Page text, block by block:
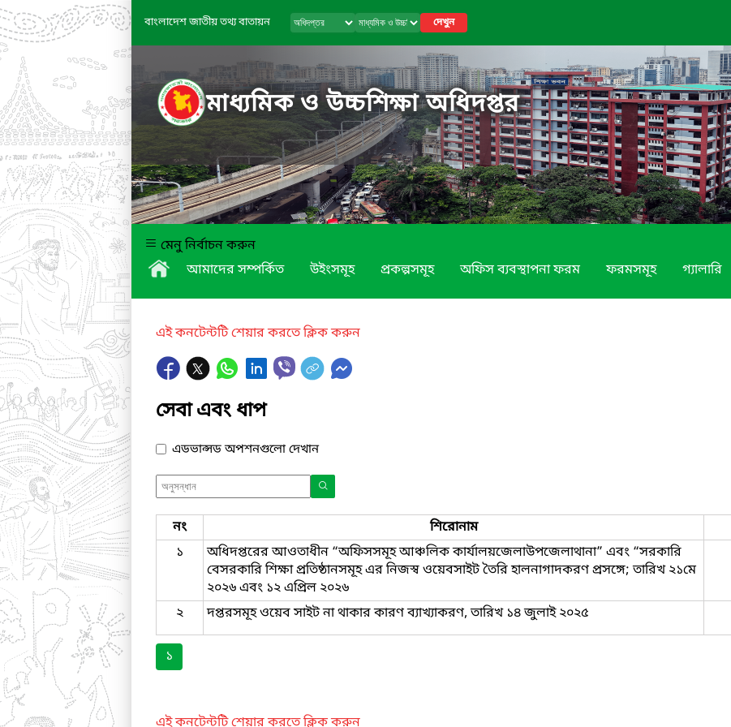
বাংলাদেশ জাতীয় তথ্য বাতায়ন দেখুন
মাধ্যমিক ও উচ্চশিক্ষা অধিদপ্তর
মেনু নির্বাচন করুন
আমাদের সম্পর্কিত
উইংসমূহ প্রকল্পসমূহ অফিস ব্যবস্থাপনা ফরম ফরমসমূহ গ্যালারি
এই কনটেন্টটি শেয়ার করতে ক্লিক করুন
সেবা এবং ধাপ
এডভান্সড অপশনগুলো দেখান
নং শিরোনাম
১
অধিদপ্তরের আওতাধীন “অফিসসমূহ আঞ্চলিক কার্যালয়জেলাউপজেলাথানা” এবং “সরকারি
বেসরকারি শিক্ষা প্রতিষ্ঠানসমূহ এর নিজস্ব ওয়েবসাইট তৈরি হালনাগাদকরণ প্রসঙ্গে; তারিখ ২১মে
২০২৬ এবং ১২ এপ্রিল ২০২৬
২ দপ্তরসমূহ ওয়েব সাইট না থাকার কারণ ব্যাখ্যাকরণ, তারিখ ১৪ জুলাই ২০২৫
১
এই কনটেন্টটি শেয়ার করতে ক্লিক করুন